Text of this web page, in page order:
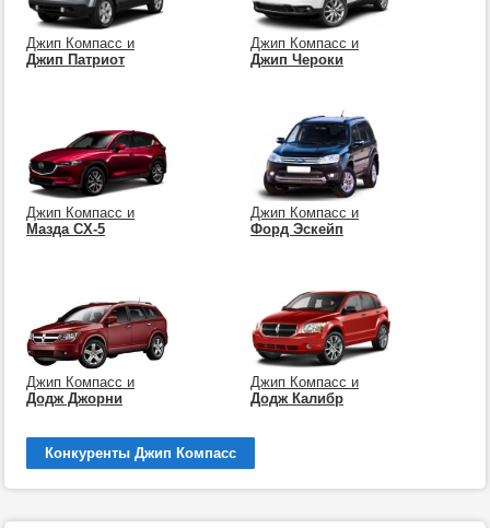
Джип Компасс и
Джип Патриот
Джип Компасс и
Джип Чероки
Джип Компасс и
Мазда СХ-5
Джип Компасс и
Форд Эскейп
Джип Компасс и
Додж Джорни
Джип Компасс и
Додж Калибр
Конкуренты Джип Компасс